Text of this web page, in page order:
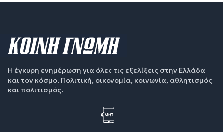
Η έγκυρη ενημέρωση για όλες τις εξελίξεις στην Ελλάδα
και τον κόσμο. Πολιτική, οικονομία, κοινωνία, αθλητισμός
και πολιτισμός.